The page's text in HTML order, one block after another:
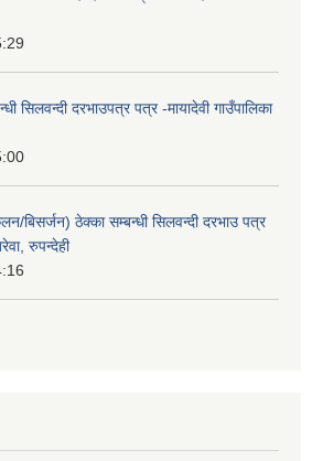
सिलवन्दी दरभाउपत्र पत्र -मायादेवी गाउँपालिका
बिसर्जन) ठेक्का सम्बन्धी सिलवन्दी दरभाउ पत्र
रुपन्देही